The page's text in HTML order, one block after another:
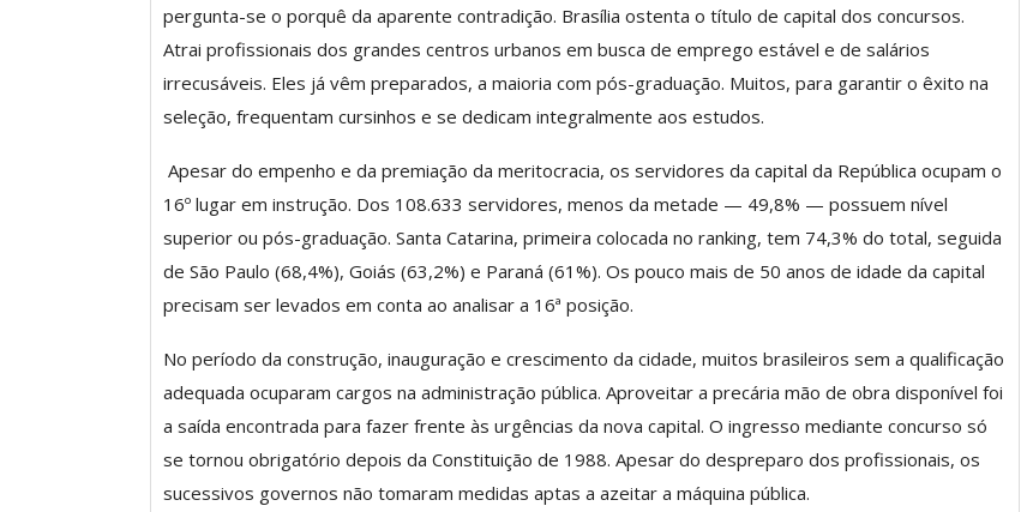
pergunta-se o porquê da aparente contradição. Brasília ostenta o título de capital dos concursos.
Atrai profissionais dos grandes centros urbanos em busca de emprego estável e de salários
irrecusáveis. Eles já vêm preparados, a maioria com pós-graduação. Muitos, para garantir o êxito na
seleção, frequentam cursinhos e se dedicam integralmente aos estudos.
Apesar do empenho e da premiação da meritocracia, os servidores da capital da República ocupam o
16º lugar em instrução. Dos 108.633 servidores, menos da metade — 49,8% — possuem nível
superior ou pós-graduação. Santa Catarina, primeira colocada no ranking, tem 74,3% do total, seguida
de São Paulo (68,4%), Goiás (63,2%) e Paraná (61%). Os pouco mais de 50 anos de idade da capital
precisam ser levados em conta ao analisar a 16ª posição.
No período da construção, inauguração e crescimento da cidade, muitos brasileiros sem a qualificação
adequada ocuparam cargos na administração pública. Aproveitar a precária mão de obra disponível foi
a saída encontrada para fazer frente às urgências da nova capital. O ingresso mediante concurso só
se tornou obrigatório depois da Constituição de 1988. Apesar do despreparo dos profissionais, os
sucessivos governos não tomaram medidas aptas a azeitar a máquina pública.
ASSECOR Acompanha Reunião
Da Mesa Nacional De
Reforça…
26 jun, 2026
Categoria Unida Em Torno Dos
Sindical
Mais De Mil Procedimentos